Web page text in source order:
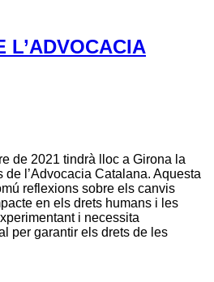
L’ADVOCACIA
de 2021 tindrà lloc a Girona la
l’Advocacia Catalana. Aquesta
reflexions sobre els canvis
en els drets humans i les
i necessita
per garantir els drets de les